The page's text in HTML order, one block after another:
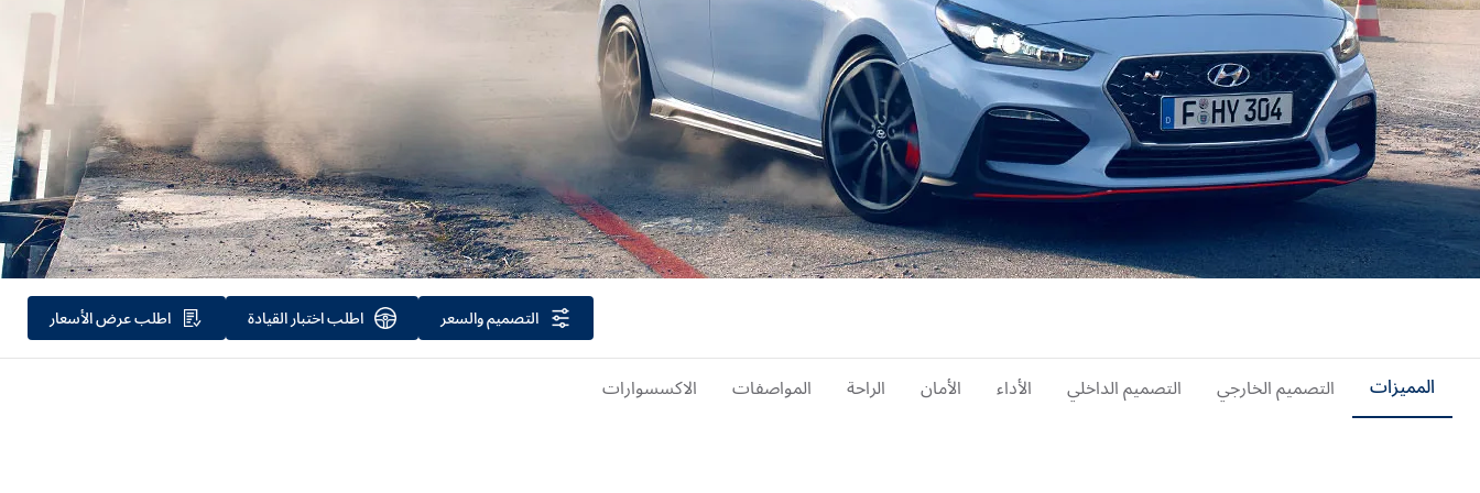
التصميم والسعر اطلب اختبار القيادة اطلب عرض الأسعار
المميزات التصميم الخارجي التصميم الداخلي الأداء الأمان الراحة المواصفات الاكسسوارات